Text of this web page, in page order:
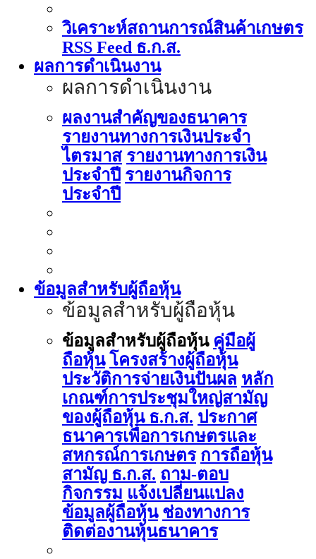
วิเคราะห์สถานการณ์สินค้าเกษตร
RSS Feed ธ.ก.ส.
ผลการดำเนินงาน
ผลการดำเนินงาน
ผลงานสำคัญของธนาคาร
รายงานทางการเงินประจำ
ไตรมาส รายงานทางการเงิน
ประจำปี รายงานกิจการ
ประจำปี
ข้อมูลสำหรับผู้ถือหุ้น
ข้อมูลสำหรับผู้ถือหุ้น
ข้อมูลสำหรับผู้ถือหุ้น คู่มือผู้
ถือหุ้น โครงสร้างผู้ถือหุ้น
ประวัติการจ่ายเงินปันผล หลัก
เกณฑ์การประชุมใหญ่สามัญ
ของผู้ถือหุ้น ธ.ก.ส. ประกาศ
ธนาคารเพื่อการเกษตรและ
สหกรณ์การเกษตร การถือหุ้น
สามัญ ธ.ก.ส. ถาม-ตอบ
กิจกรรม แจ้งเปลี่ยนแปลง
ข้อมูลผู้ถือหุ้น ช่องทางการ
ติดต่องานหุ้นธนาคาร